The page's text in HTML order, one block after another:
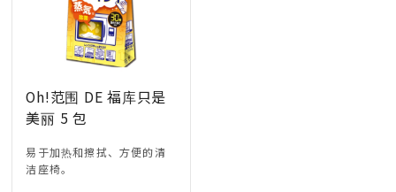
Oh!范围 DE 福库只是
美丽 5 包
易于加热和擦拭、方便的清
洁座椅。